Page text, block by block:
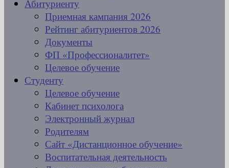
Абитуриенту
Приемная кампания 2026
Рейтинг абитуриентов 2026
Документы
ФП «Профессионалитет»
Целевое обучение
Студенту
Целевое обучение
Кабинет психолога
Электронный журнал
Родителям
Сайт «Дистанционное обучение»
Воспитательная деятельность